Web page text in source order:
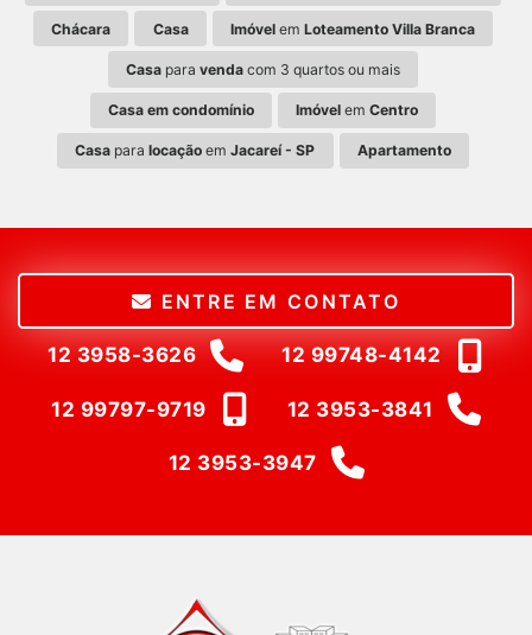
Chácara Casa Imóvelem Loteamento Villa Branca
Casa para venda com 3 quartos ou mais
Casa em condomínio Imóvel emCentro
Casa paralocação emJacareí - SP Apartamento
ENTRE EM CONTATO
12 3958-3626 12 99748-4142
12 99797-9719 12 3953-3841
12 3953-3947